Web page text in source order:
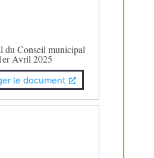
du Conseil municipal
Avril 2025
le document